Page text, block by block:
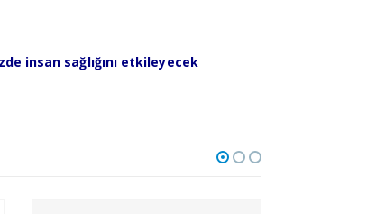
insan sağlığını etkileyecek